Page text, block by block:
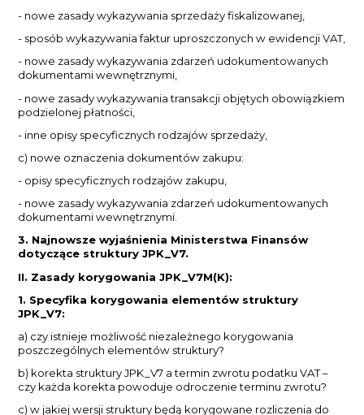
- nowe zasady wykazywania sprzedaży fiskalizowanej,
- sposób wykazywania faktur uproszczonych w ewidencji VAT,
- nowe zasady wykazywania zdarzeń udokumentowanych
dokumentami wewnętrznymi,
- nowe zasady wykazywania transakcji objętych obowiązkiem
podzielonej płatności,
- inne opisy specyficznych rodzajów sprzedaży,
c) nowe oznaczenia dokumentów zakupu:
- opisy specyficznych rodzajów zakupu,
- nowe zasady wykazywania zdarzeń udokumentowanych
dokumentami wewnętrznymi.
3. Najnowsze wyjaśnienia Ministerstwa Finansów
dotyczące struktury JPK_V7.
II. Zasady korygowania JPK_V7M(K):
1. Specyfika korygowania elementów struktury
JPK_V7:
a) czy istnieje możliwość niezależnego korygowania
poszczególnych elementów struktury?
b) korekta struktury JPK_V7 a termin zwrotu podatku VAT –
czy każda korekta powoduje odroczenie terminu zwrotu?
c) w jakiej wersji struktury będą korygowane rozliczenia do